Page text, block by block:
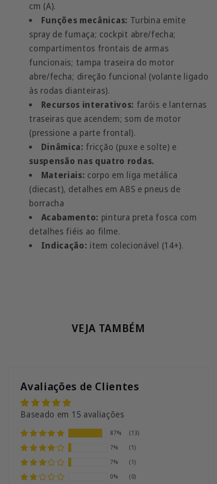
cm (A).
Funções mecânicas: Turbina emite
spray de fumaça; cockpit abre/fecha;
compartimentos frontais de armas
funcionais; tampa traseira do motor
abre/fecha; direção funcional (volante ligado
às rodas dianteiras).
Recursos interativos: faróis e lanternas
traseiras que acendem; som de motor
(pressione a parte frontal).
Dinâmica: fricção (puxe e solte) e
suspensão nas quatro rodas.
Materiais: corpo em liga metálica
(diecast), detalhes em ABS e pneus de
borracha
Acabamento: pintura preta fosca com
detalhes fiéis ao filme.
Indicação: item colecionável (14+).
VEJA TAMBÉM
Avaliações de Clientes
Baseado em 15 avaliações
87%
(13)
7%
(1)
7%
(1)
0%
(0)